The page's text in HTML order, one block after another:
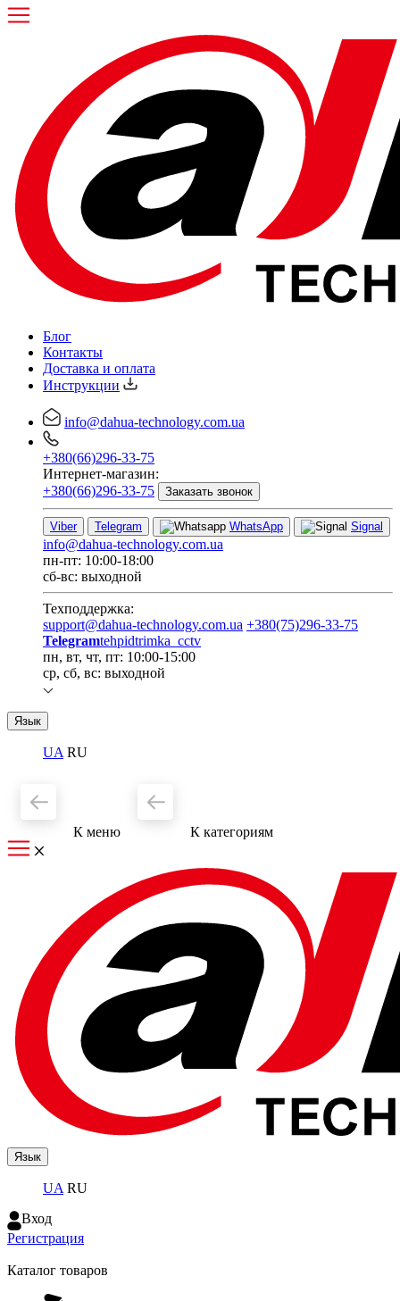
Блог
Контакты
Доставка и оплата
Инструкции
info@dahua-technology.com.ua
+380(66)296-33-75
Интернет-магазин:
+380(66)296-33-75
Заказать звонок
Viber Telegram WhatsApp Signal
info@dahua-technology.com.ua
пн-пт: 10:00-18:00
сб-вс: выходной
Техподдержка:
support@dahua-technology.com.ua +380(75)296-33-75
Telegramtehpidtrimka_cctv
пн, вт, чт, пт: 10:00-15:00
ср, сб, вс: выходной
Язык
UA RU
К меню К категориям
Язык
UA RU
Вход
Регистрация
Каталог товаров